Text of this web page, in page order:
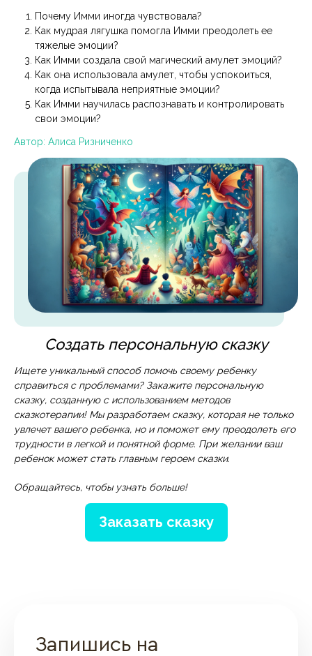
Почему Имми иногда чувствовала?
Как мудрая лягушка помогла Имми преодолеть ее
тяжелые эмоции?
Как Имми создала свой магический амулет эмоций?
Как она использовала амулет, чтобы успокоиться,
когда испытывала неприятные эмоции?
Как Имми научилась распознавать и контролировать
свои эмоции?
Автор: Алиса Ризниченко
Создать персональную сказку
Ищете уникальный способ помочь своему ребенку
справиться с проблемами? Закажите персональную
сказку, созданную с использованием методов
сказкотерапии! Мы разработаем сказку, которая не только
увлечет вашего ребенка, но и поможет ему преодолеть его
трудности в легкой и понятной форме. При желании ваш
ребенок может стать главным героем сказки.
Обращайтесь, чтобы узнать больше!
Заказать сказку
Запишись на